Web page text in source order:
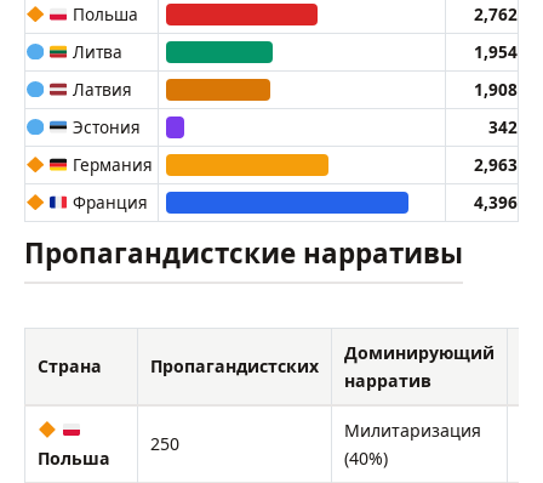
Польша
2,762
Литва
1,954
Латвия
1,908
Эстония
342
Германия
2,963
Франция
4,396
Пропагандистские нарративы
Страна Пропагандистских
Доминирующий
нарратив
Польша
250
Милитаризация
(40%)